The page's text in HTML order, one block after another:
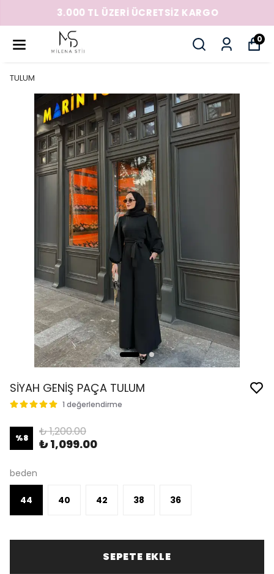
3.000 TL ÜZERİ ÜCRETSİZ KARGO
0
TULUM
SİYAH GENİŞ PAÇA TULUM
1 değerlendirme
%8 ₺ 1,200.00
₺ 1,099.00
beden
44 40 42 38 36
SEPETE EKLE